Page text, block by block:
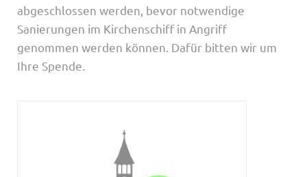
abgeschlossen werden, bevor notwendige
Sanierungen im Kirchenschiff in Angriff
genommen werden können. Dafür bitten wir um
Ihre Spende.